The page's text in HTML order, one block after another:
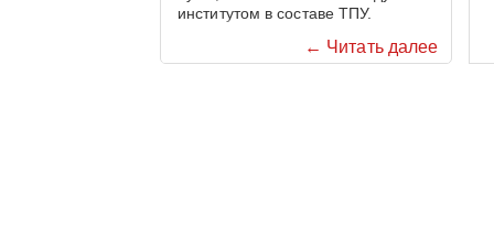
← Читать далее
институтом в составе ТПУ.